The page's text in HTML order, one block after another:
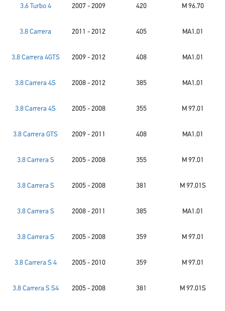
3.6 Turbo 4 2007 - 2009 420 M 96.70
3.8 Carrera 2011 - 2012 405 MA1.01
3.8 Carrera 4GTS 2009 - 2012 408 MA1.01
3.8 Carrera 4S 2008 - 2012 385 MA1.01
3.8 Carrera 4S 2005 - 2008 355 M 97.01
3.8 Carrera GTS 2009 - 2011 408 MA1.01
3.8 Carrera S 2005 - 2008 355 M 97.01
3.8 Carrera S 2005 - 2008 381 M 97.01S
3.8 Carrera S 2008 - 2011 385 MA1.01
3.8 Carrera S 2005 - 2008 359 M 97.01
3.8 Carrera S 4 2005 - 2010 359 M 97.01
3.8 Carrera S S4 2005 - 2008 381 M 97.01S